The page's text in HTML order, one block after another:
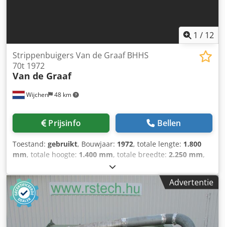
1 / 12
Wijchen 48 km
Strippenbuigers Van de Graaf BHHS
70t 1972
Van de Graaf
Prijsinfo Bellen
Toestand: gebruikt, Bouwjaar: 1972, totale lengte: 1.800
mm, totale hoogte: 1.400 mm, totale breedte: 2.250 mm,
Kleur: Groen Ledig gewicht: 2.000 kg Prijs: Op aanvraag -
Bouwjaar: 1972 - Documentatie aanwezig: Nee - CE
certificaat aanwezig: Nee Codpfxezm N Rie Agyoha -
Besturing: Conventioneel - Transportafmetingen: 1800mm
x 2250mm x 1400mm (l x b x h) - Transportgewicht [kg]:
2000kg - Transportcolli [st.]: 1 Financiële informatie BTW:
Advertentie